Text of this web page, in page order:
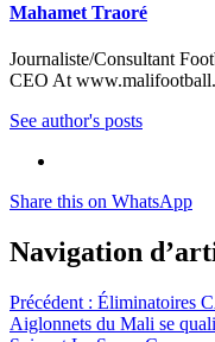
Mahamet Traoré
Journaliste/Consultant
CEO At
See author's posts
Share this on WhatsApp
Navigation
Précédent : Éliminatoires
Aiglonnets du Mali se